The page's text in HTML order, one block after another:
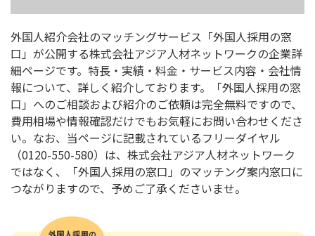
外国人紹介会社のマッチングサービス「外国人採用の窓
口」が公開する株式会社アジア人材ネットワークの企業詳
細ページです。特長・実績・料金・サービス内容・会社情
報について、詳しく紹介しております。「外国人採用の窓
口」へのご相談および紹介のご依頼は完全無料ですので、
費用相場や情報確認だけでもお気軽にお問い合わせくださ
い。なお、当ページに記載されているフリーダイヤル
（0120-550-580）は、株式会社アジア人材ネットワーク
ではなく、「外国人採用の窓口」のマッチング案内窓口に
つながりますので、予めご了承くださいませ。